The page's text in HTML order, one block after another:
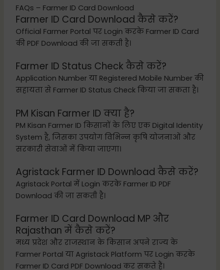
FAQs – Farmer ID Card Download
Farmer ID Card Download कैसे करें?
Official Farmer Portal पर Login करके Farmer ID Card
की PDF Download की जा सकती है।
Farmer ID Status Check कैसे करें?
Application Number या Registered Mobile Number की
सहायता से Farmer ID Status Check किया जा सकता है।
PM Kisan Farmer ID क्या है?
PM Kisan Farmer ID किसानों के लिए एक Digital Identity
System है, जिसका उपयोग विभिन्न कृषि योजनाओं और
सरकारी सेवाओं में किया जाएगा।
Agristack Farmer ID Download कैसे करें?
Agristack Portal में Login करके Farmer ID PDF
Download की जा सकती है।
Farmer ID Card Download MP और
Rajasthan में कैसे करें?
मध्य प्रदेश और राजस्थान के किसान अपने राज्य के
Farmer Portal या Agristack Platform पर Login करके
Farmer ID Card PDF Download कर सकते हैं।